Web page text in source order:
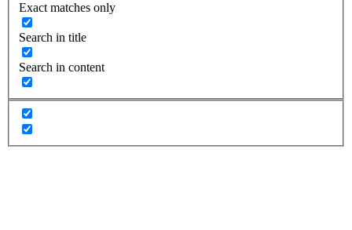
Exact matches only
Search in title
Search in content